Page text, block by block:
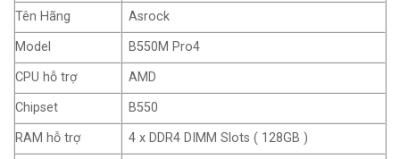
Tên Hãng
Asrock
Model
B550M Pro4
CPU hỗ trợ
AMD
Chipset
B550
RAM hỗ trợ
4 x DDR4 DIMM Slots ( 128GB )